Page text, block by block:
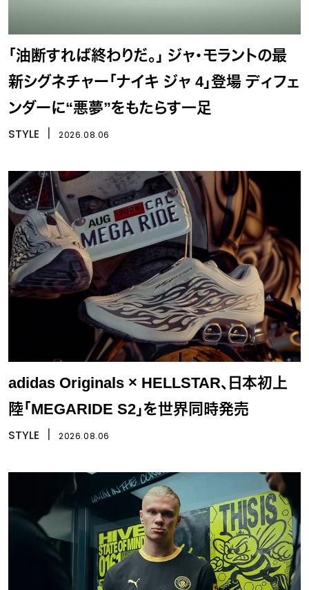
「油断すれば終わりだ。」 ジャ・モラントの最
新シグネチャー「ナイキ ジャ 4」登場 ディフェ
ンダーに“悪夢”をもたらす一足
STYLE 2026.08.06
adidas Originals × HELLSTAR、日本初上
陸「MEGARIDE S2」を世界同時発売
STYLE 2026.08.06